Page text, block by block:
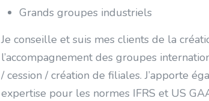
Grands groupes industriels
Je conseille et suis mes clients de la
l’accompagnement des groupes
/ cession / création de filiales. J’apporte
expertise pour les normes IFRS et US